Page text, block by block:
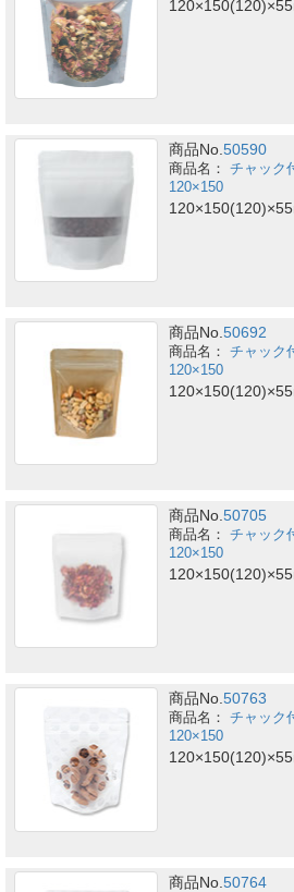
商品No.50590
チャック
120×150
商品No.50692
チャック
120×150
商品No.50705
チャック
120×150
商品No.50763
チャック
120×150
商品No.50764